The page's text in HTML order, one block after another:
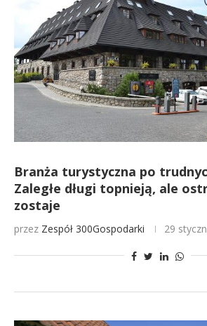
Branża turystyczna po
Zaległe długi topnieją, ale
zostaje
przez Zespół 300Gospodarki 29